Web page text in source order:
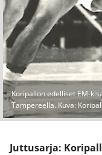
Koripallon edelliset EM-
Tampereella. Kuva:
Juttusarja: